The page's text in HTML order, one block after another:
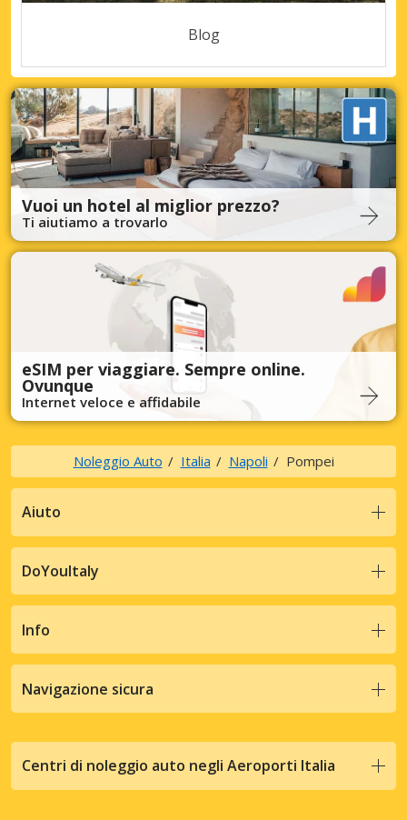
Blog
Vuoi un hotel al miglior prezzo?
Ti aiutiamo a trovarlo
eSIM per viaggiare. Sempre online.
Ovunque
Internet veloce e affidabile
Noleggio Auto Italia Napoli Pompei
Aiuto
DoYouItaly
Info
Navigazione sicura
Centri di noleggio auto negli Aeroporti Italia